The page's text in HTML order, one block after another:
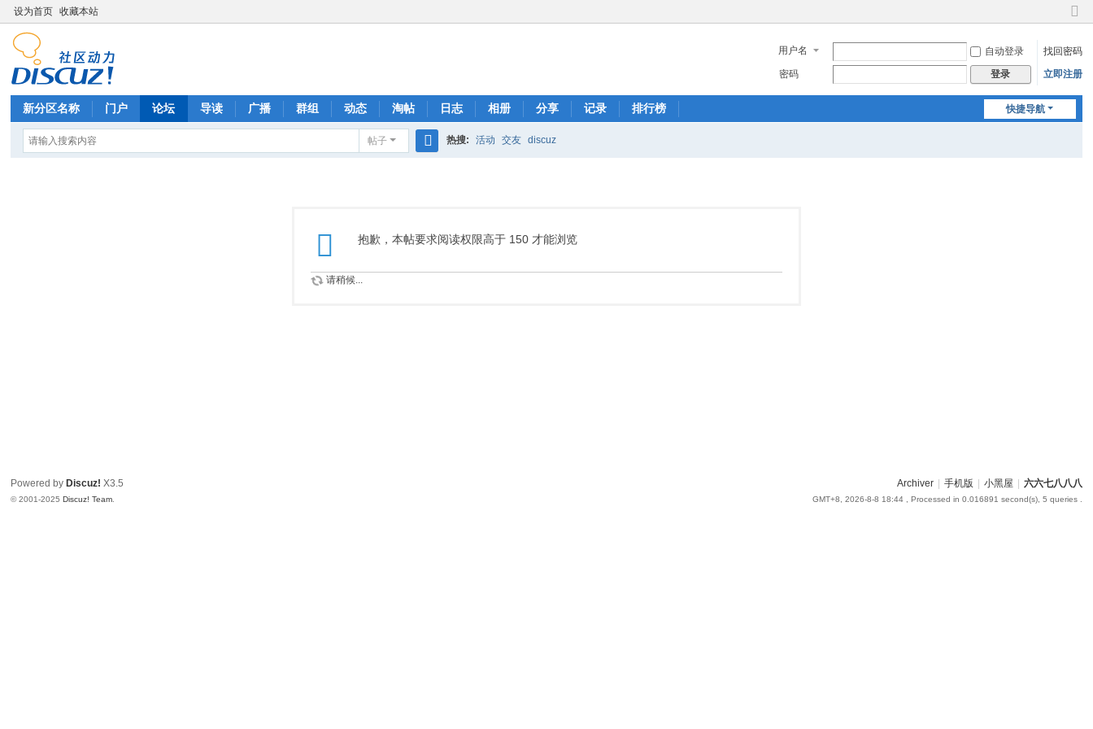
设为首页 收藏本站
切
到
窄
用户名 自动登录
找回密码
密码
登录 立即注册
快捷导航
新分区名称 门户 论坛 导读 广播 群组 动态 淘帖 日志 相册 分享 记录 排行榜
帖子 热搜: 活动 交友 discuz
抱歉，本帖要求阅读权限高于 150 才能浏览
请稍候...
Archiver 手机版 小黑屋 六六七八八八
GMT+8, 2026-8-8 18:44, Processed in 0.016891 second(s), 5 queries .
Powered by Discuz! X3.5
© 2001-2025Discuz! Team